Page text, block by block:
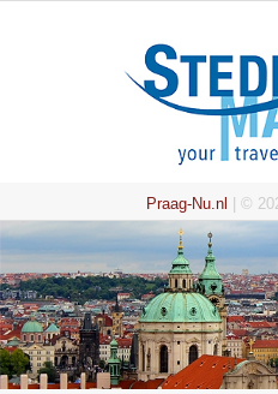
Praag-Nu.nl | ©